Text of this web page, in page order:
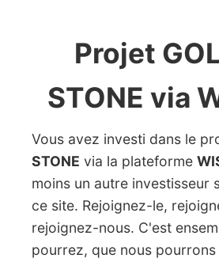
Projet
STONE via
Vous avez investi dans le
STONE via la plateforme
moins un autre investisseur
ce site. Rejoignez-le,
rejoignez-nous. C'est
pourrez, que nous pourrons